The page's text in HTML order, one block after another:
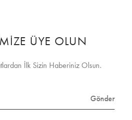
ÜYE OLUN
İlk Sizin Haberiniz Olsun.
Gönder